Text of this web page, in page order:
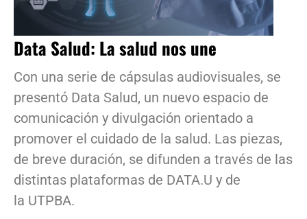
Data Salud: La salud nos une
Con una serie de cápsulas audiovisuales, se
presentó Data Salud, un nuevo espacio de
comunicación y divulgación orientado a
promover el cuidado de la salud. Las piezas,
de breve duración, se difunden a través de las
distintas plataformas de DATA.U y de
la UTPBA.